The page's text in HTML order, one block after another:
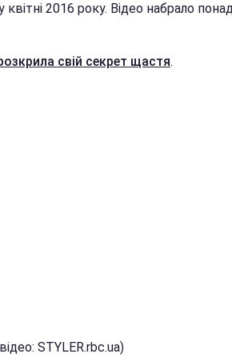
2016 року. Відео набрало
свій секрет щастя.
STYLER.rbc.ua)